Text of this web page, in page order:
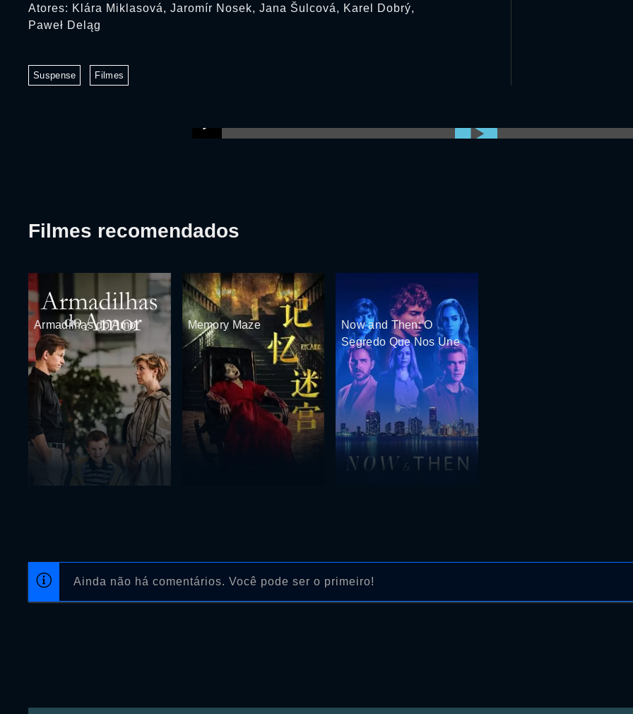
Atores: Klára Miklasová, Jaromír Nosek, Jana Šulcová, Karel Dobrý,
Paweł Deląg
Suspense Filmes
Ainda não há comentários. Você pode ser o primeiro!
Filmes recomendados
Armadilhas do Amor Memory Maze
Now and Then: O
Segredo Que Nos Une